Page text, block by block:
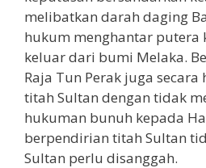
melibatkan darah daging
hukum menghantar putera
keluar dari bumi Melaka.
Raja Tun Perak juga
titah Sultan dengan tidak
hukuman bunuh kepada
berpendirian titah Sultan
Sultan perlu disanggah.